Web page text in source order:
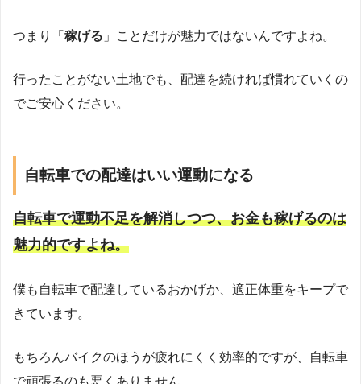
つまり「 稼げる 」ことだけが魅力ではないんですよね。
行ったことがない土地でも、配達を続ければ慣れていくの
でご安心ください。
自転車での配達はいい運動になる
自転車で運動不足を解消しつつ、お金も稼げるのは
魅力的ですよね。
僕も自転車で配達しているおかげか、適正体重をキープで
きています。
もちろんバイクのほうが疲れにくく効率的ですが、自転車
で頑張るのも悪くありません。